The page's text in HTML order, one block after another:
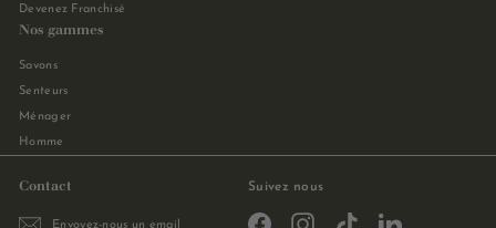
Devenez Franchisé
Nos gammes
Savons
Senteurs
Ménager
Homme
Contact
Envoyez-nous un email
Suivez nous
FacebookInstagramTikTok LinkedIn